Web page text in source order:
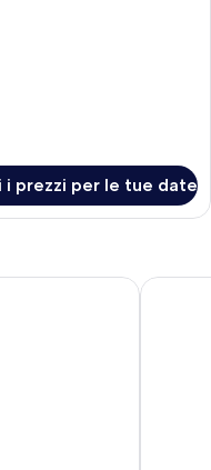
i prezzi per le tue date
Citygate